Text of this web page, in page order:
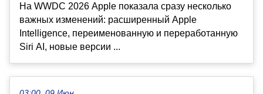
На WWDC 2026 Apple показала сразу несколько
важных изменений: расширенный Apple
Intelligence, переименованную и переработанную
Siri AI, новые версии ...